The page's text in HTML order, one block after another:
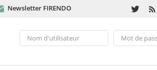
Newsletter FIRENDO